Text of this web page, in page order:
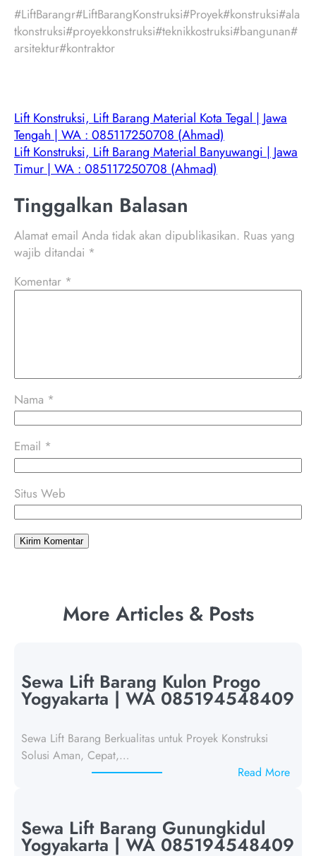
#LiftBarangr#LiftBarangKonstruksi#Proyek#konstruksi#ala
tkonstruksi#proyekkonstruksi#teknikkostruksi#bangunan#
arsitektur#kontraktor
Lift Konstruksi, Lift Barang Material Kota Tegal | Jawa
Tengah | WA : 085117250708 (Ahmad)
Lift Konstruksi, Lift Barang Material Banyuwangi | Jawa
Timur | WA : 085117250708 (Ahmad)
Tinggalkan Balasan
Alamat email Anda tidak akan dipublikasikan. Ruas yang
wajib ditandai *
Komentar *
Nama *
Email *
Situs Web
More Articles & Posts
Sewa Lift Barang Kulon Progo
Yogyakarta | WA 085194548409
Sewa Lift Barang Berkualitas untuk Proyek Konstruksi
Solusi Aman, Cepat,…
Read More:
a
Sewa Lift Barang Gunungkidul
Yogyakarta | WA 085194548409